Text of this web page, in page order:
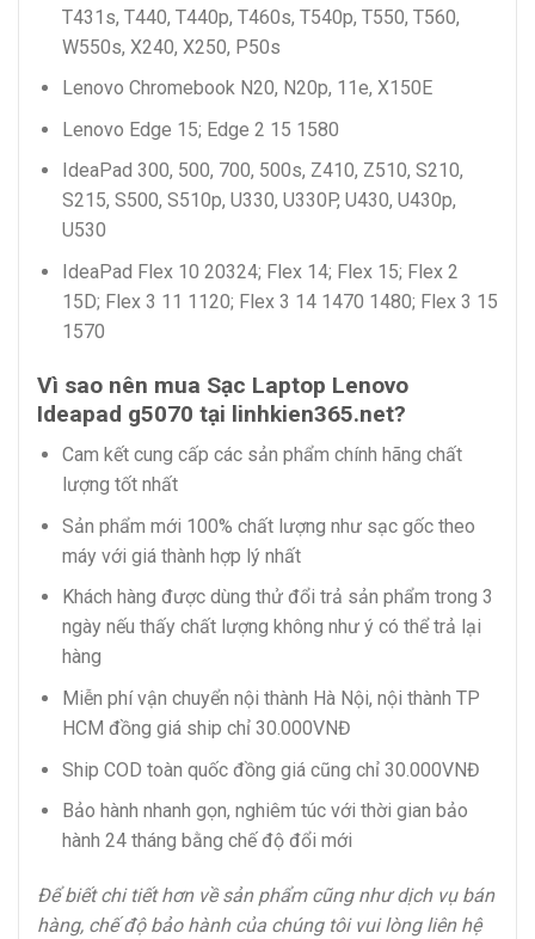
T431s, T440, T440p, T460s, T540p, T550, T560,
W550s, X240, X250, P50s
Lenovo Chromebook N20, N20p, 11e, X150E
Lenovo Edge 15; Edge 2 15 1580
IdeaPad 300, 500, 700, 500s, Z410, Z510, S210,
S215, S500, S510p, U330, U330P, U430, U430p,
U530
IdeaPad Flex 10 20324; Flex 14; Flex 15; Flex 2
15D; Flex 3 11 1120; Flex 3 14 1470 1480; Flex 3 15
1570
Vì sao nên mua Sạc Laptop Lenovo
Ideapad g5070 tại linhkien365.net?
Cam kết cung cấp các sản phẩm chính hãng chất
lượng tốt nhất
Sản phẩm mới 100% chất lượng như sạc gốc theo
máy với giá thành hợp lý nhất
Khách hàng được dùng thử đổi trả sản phẩm trong 3
ngày nếu thấy chất lượng không như ý có thể trả lại
hàng
Miễn phí vận chuyển nội thành Hà Nội, nội thành TP
HCM đồng giá ship chỉ 30.000VNĐ
Ship COD toàn quốc đồng giá cũng chỉ 30.000VNĐ
Bảo hành nhanh gọn, nghiêm túc với thời gian bảo
hành 24 tháng bằng chế độ đổi mới
Để biết chi tiết hơn về sản phẩm cũng như dịch vụ bán
hàng, chế độ bảo hành của chúng tôi vui lòng liên hệ